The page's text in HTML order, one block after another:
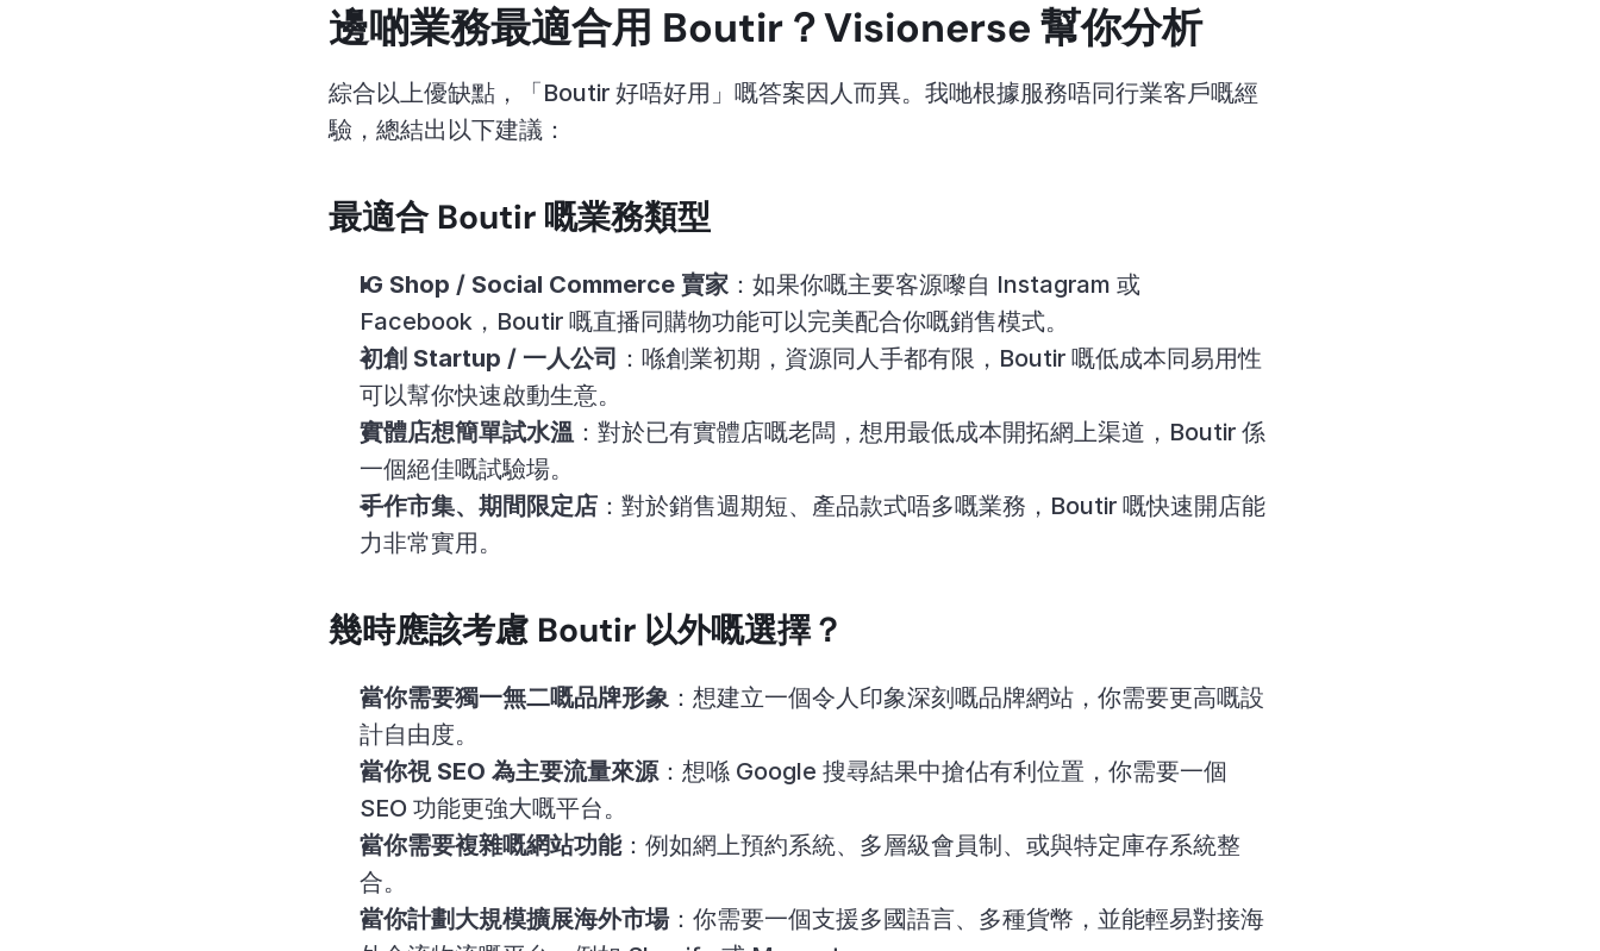
邊啲業務最適合用 Boutir？Visionerse 幫你分析
綜合以上優缺點，「Boutir 好唔好用」嘅答案因人而異。我哋根據服務唔同行業客戶嘅經
驗，總結出以下建議：
最適合 Boutir 嘅業務類型
IG Shop / Social Commerce 賣家 ：如果你嘅主要客源嚟自 Instagram 或
Facebook，Boutir 嘅直播同購物功能可以完美配合你嘅銷售模式。
初創 Startup / 一人公司 ：喺創業初期，資源同人手都有限，Boutir 嘅低成本同易用性
可以幫你快速啟動生意。
實體店想簡單試水溫 ：對於已有實體店嘅老闆，想用最低成本開拓網上渠道，Boutir 係
一個絕佳嘅試驗場。
手作市集、期間限定店 ：對於銷售週期短、產品款式唔多嘅業務，Boutir 嘅快速開店能
力非常實用。
幾時應該考慮 Boutir 以外嘅選擇？
當你需要獨一無二嘅品牌形象 ：想建立一個令人印象深刻嘅品牌網站，你需要更高嘅設
計自由度。
當你視 SEO 為主要流量來源：想喺 Google 搜尋結果中搶佔有利位置，你需要一個
SEO 功能更強大嘅平台。
當你需要複雜嘅網站功能：例如網上預約系統、多層級會員制、或與特定庫存系統整
合。
當你計劃大規模擴展海外市場：你需要一個支援多國語言、多種貨幣，並能輕易對接海